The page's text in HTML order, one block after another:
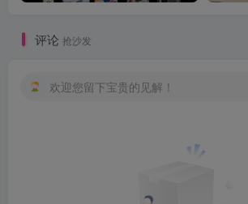
评论 抢沙发
欢迎您留下宝贵的见解！